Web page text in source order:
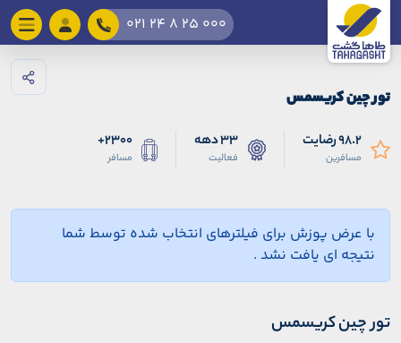
021 24 8 25 000
تور چین کریسمس
98.2 رضایت
مسافرین
33 دهه
فعالیت
2300+
مسافر
با عرض پوزش برای فیلترهای انتخاب شده توسط شما
نتیجه ای یافت نشد .
تور چین کریسمس